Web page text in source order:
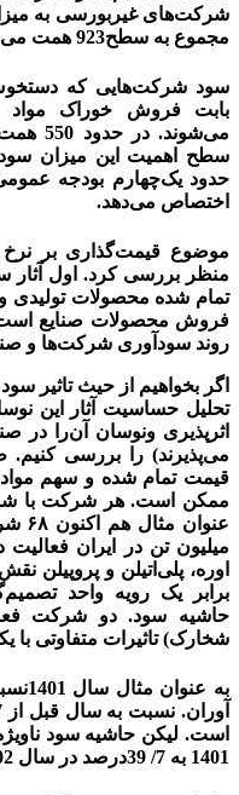
مجموع به سطح923 همت می‌رسد.
سود شرکت‌هایی که
بابت فروش خوراک مواد
سطح اهمیت این میزان سود
اختصاص می‌دهد.
موضوع قیمت‌گذاری بر نرخ
منظر بررسی کرد. اول آثار
تمام شده محصولات تولیدی
فروش محصولات صنایع است
روند سودآوری شرکت‌ها و
اگر بخواهیم از حیث تاثیر
تحلیل حساسیت آثار این
اثر‌پذیری ونوسان آن‌را در
می‌پذیرند) را بررسی کنیم.
قیمت تمام شده و سهم
ممکن است. هر شرکت با
میلیون‌‌‌ تن در ایران
اوره، پلی‌‌‌اتیلن و پروپیلن
برابر یک رویه واحد
حاشیه سود. دو شرکت
شخارک) تاثیرات متفاوتی با
به
1401 به 7/ 39‌درصد در سال 1402افزایش یافت.